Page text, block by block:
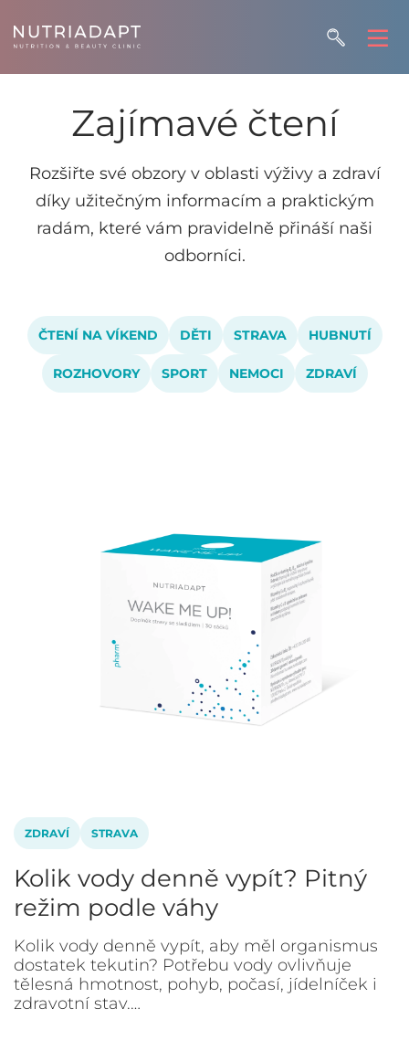
Zajímavé čtení
Rozšiřte své obzory v oblasti výživy a zdraví
díky užitečným informacím a praktickým
radám, které vám pravidelně přináší naši
odborníci.
ČTENÍ NA VÍKEND DĚTI STRAVA HUBNUTÍ
ROZHOVORY SPORT NEMOCI ZDRAVÍ
ZDRAVÍ STRAVA
Kolik vody denně vypít? Pitný
režim podle váhy
Kolik vody denně vypít, aby měl organismus
dostatek tekutin? Potřebu vody ovlivňuje
tělesná hmotnost, pohyb, počasí, jídelníček i
zdravotní stav.…